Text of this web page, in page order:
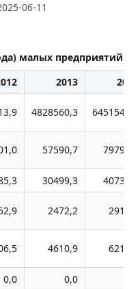
06-11
малых предприятий
2013
2014
4828560,3 6451540,0
57590,7 79792,8
30499,3
40737,2
2472,2 2911,6
4610,9 6214,8
0,0 0,0